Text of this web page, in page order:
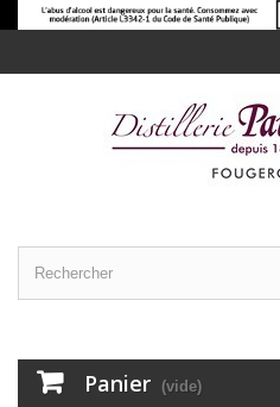
Panier (vide)